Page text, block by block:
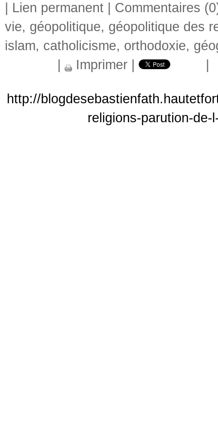
Lien permanent
Commentaires
vie, géopolitique, géopolitique des
islam, catholicisme, orthodoxie,
Imprimer
http://
religions-parution-